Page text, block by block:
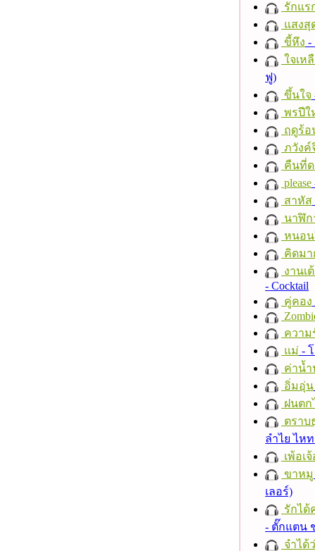
รักแร
แสงสุ
ขี้หึง -
ใจเห
ฟู)
ขึ้นใจ
พรปีใ
ฤดูร้อ
ภวังค์
คืนที่ด
please
สาหัส
นาฬิก
หนอน
คิดมา
งานเ
- Cocktail
คู่คอง
ความ
แม่ -
ค่าน้
อิ่มอุ่น
ฝนตก
ตราบ
ลำไย ไห
เพ้อเ
ขาหมู
เลอร์)
รักได้
- ตั๊กแตน
จำได้